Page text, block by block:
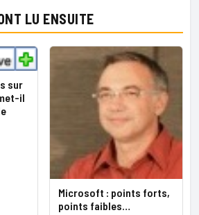
LU ENSUITE
sur
il
Microsoft : points forts,
points faibles…